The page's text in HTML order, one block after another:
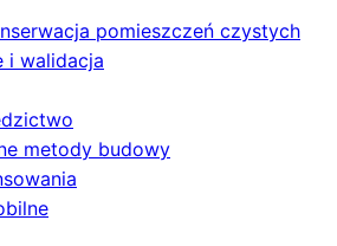
pomieszczeń czystych
i walidacja
metody budowy